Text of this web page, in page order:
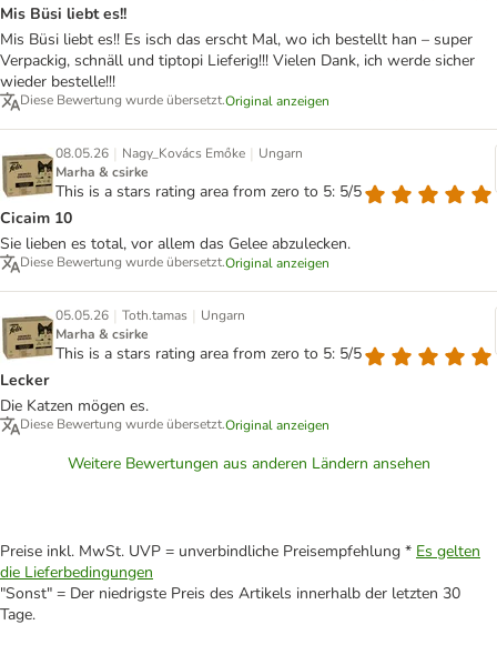
Mis Büsi liebt es!!
Mis Büsi liebt es!! Es isch das erscht Mal, wo ich bestellt han – super
Verpackig, schnäll und tiptopi Lieferig!!! Vielen Dank, ich werde sicher
wieder bestelle!!!
Diese Bewertung wurde übersetzt.Original anzeigen
08.05.26 | Nagy_Kovács Emőke | Ungarn
Marha & csirke
This is a stars rating area from zero to 5: 5/5
Cicaim 10
Sie lieben es total, vor allem das Gelee abzulecken.
Diese Bewertung wurde übersetzt.Original anzeigen
05.05.26 | Toth.tamas | Ungarn
Marha & csirke
This is a stars rating area from zero to 5: 5/5
Lecker
Die Katzen mögen es.
Diese Bewertung wurde übersetzt.Original anzeigen
Weitere Bewertungen aus anderen Ländern ansehen
Preise inkl. MwSt. UVP = unverbindliche Preisempfehlung * Es gelten
die Lieferbedingungen
"Sonst" = Der niedrigste Preis des Artikels innerhalb der letzten 30
Tage.